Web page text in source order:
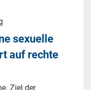
sexuelle
auf rechte
Ziel der